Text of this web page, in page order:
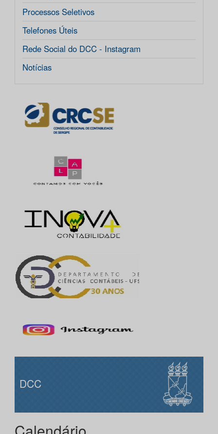
Processos Seletivos
Telefones Úteis
Rede Social do DCC - Instagram
Notícias
DCC